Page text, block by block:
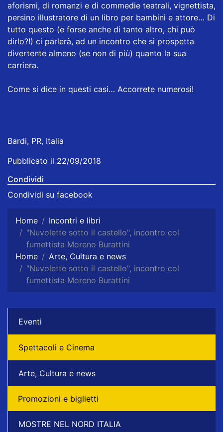
aforismi, di romanzi e di commedie teatrali, vignettista,
persino illustratore di un libro per bambini e attore… Di
tutto questo (e forse anche di tanto altro, chi può
dirlo?!) ci parlerà, ad un incontro che si prospetta
divertente almeno (se non di più) quanto la sua
carriera.
Come si dice in questi casi… Accorrete numerosi!
Bardi, PR, Italia
Pubblicato il 22/09/2018
Condividi
Condividi su facebook
Home
Incontri e libri
"Nuvolette sotto il castello", incontro col
fumettista Moreno Burattini
Home
Arte, Cultura e news
"Nuvolette sotto il castello", incontro col
fumettista Moreno Burattini
Eventi
Spettacoli e Cinema
Arte, Cultura e news
Promozioni e biglietti
MOSTRE NEL NORD ITALIA